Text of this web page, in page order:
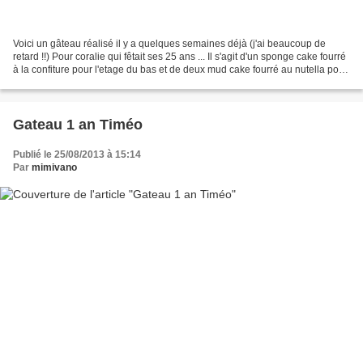
Voici un gâteau réalisé il y a quelques semaines déjà (j'ai beaucoup de
retard !!) Pour coralie qui fêtait ses 25 ans ... Il s'agit d'un sponge cake fourré
à la confiture pour l'etage du bas et de deux mud cake fourré au nutella pour
Gateau 1 an Timéo
Publié le 25/08/2013 à 15:14
Par mimivano